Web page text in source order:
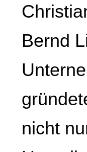
Bernd
nicht